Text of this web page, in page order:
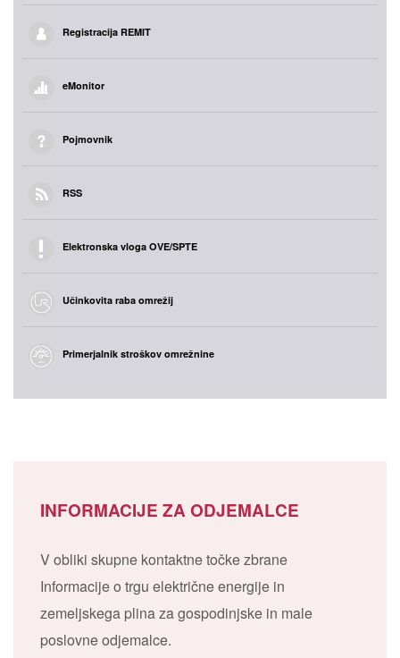
Registracija REMIT
eMonitor
Pojmovnik
RSS
Elektronska vloga OVE/SPTE
Učinkovita raba omrežij
Primerjalnik stroškov omrežnine
INFORMACIJE ZA ODJEMALCE
V obliki skupne kontaktne točke zbrane
Informacije o trgu električne energije in
zemeljskega plina za gospodinjske in male
poslovne odjemalce.